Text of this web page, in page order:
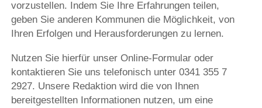
vorzustellen. Indem Sie Ihre Erfahrungen teilen,
geben Sie anderen Kommunen die Möglichkeit, von
Ihren Erfolgen und Herausforderungen zu lernen.
Nutzen Sie hierfür unser Online-Formular oder
kontaktieren Sie uns telefonisch unter 0341 355 7
2927. Unsere Redaktion wird die von Ihnen
bereitgestellten Informationen nutzen, um eine